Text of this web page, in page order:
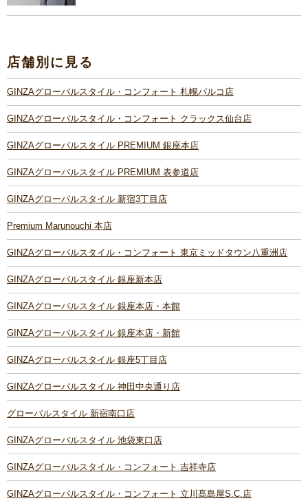
店舗別に見る
GINZAグローバルスタイル・コンフォート 札幌パルコ店
GINZAグローバルスタイル・コンフォート クラックス仙台店
GINZAグローバルスタイル PREMIUM 銀座本店
GINZAグローバルスタイル PREMIUM 表参道店
GINZAグローバルスタイル 新宿3丁目店
Premium Marunouchi 本店
GINZAグローバルスタイル・コンフォート 東京ミッドタウン八重洲店
GINZAグローバルスタイル 銀座新本店
GINZAグローバルスタイル 銀座本店・本館
GINZAグローバルスタイル 銀座本店・新館
GINZAグローバルスタイル 銀座5丁目店
GINZAグローバルスタイル 神田中央通り店
グローバルスタイル 新宿南口店
GINZAグローバルスタイル 池袋東口店
GINZAグローバルスタイル・コンフォート 吉祥寺店
GINZAグローバルスタイル・コンフォート 立川髙島屋S.C.店